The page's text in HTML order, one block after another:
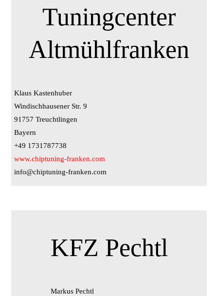
Tuningcenter
Altmühlfranken
Klaus Kastenhuber
Windischhausener Str. 9
91757 Treuchtlingen
Bayern
+49 1731787738
www.chiptuning-franken.com
info@chiptuning-franken.com
KFZ Pechtl
Markus Pechtl